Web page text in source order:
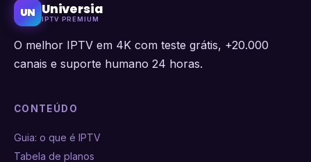
UN Universia
IPTV PREMIUM
O melhor IPTV em 4K com teste grátis, +20.000
canais e suporte humano 24 horas.
CONTEÚDO
Guia: o que é IPTV
Tabela de planos